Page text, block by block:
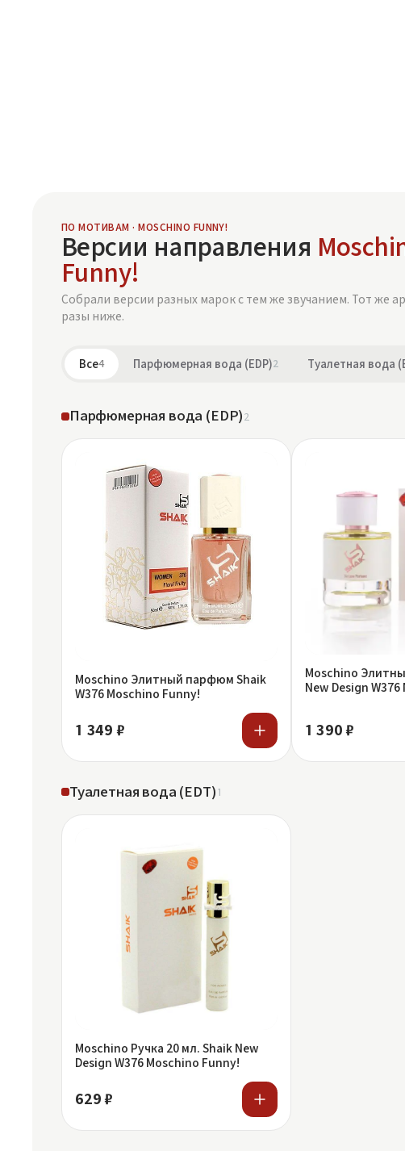
ПО МОТИВАМ · MOSCHINO FUNNY!
Версии направления
Funny!
Собрали версии разных марок с тем же звучанием. Тот же
разы ниже.
Все4 Парфюмерная вода (EDP)2 Туалетная вода
Парфюмерная вода (EDP)2
Moschino Элитный парфюм Shaik
W376 Moschino Funny!
1 349 ₽
Moschino
New Design
1 390 ₽
Туалетная вода (EDT)1
Moschino Ручка 20 мл. Shaik New
Design W376 Moschino Funny!
629 ₽